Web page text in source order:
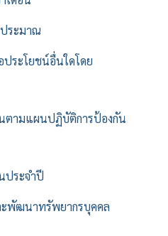
ระมาณ
ระโยชน์อื่นใดโดย
ตามแผนปฏิบัติการป้องกัน
ประจำปี
ะพัฒนาทรัพยากรบุคคล